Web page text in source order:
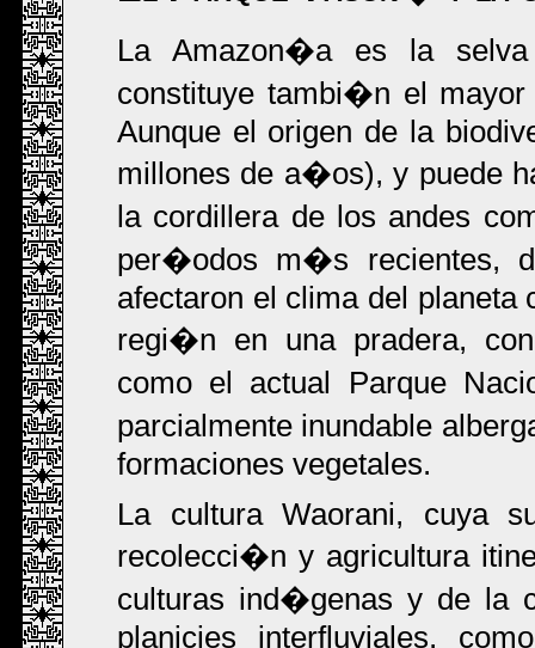
La Amazon�a es la
constituye tambi�n el mayor
Aunque el origen de la
millones de a�os), y puede
la cordillera de los andes
per�odos m�s recientes,
afectaron el clima del planeta
regi�n en una pradera,
como el actual Parque
parcialmente inundable
formaciones vegetales.
La cultura Waorani, cuya
recolecci�n y agricultura
culturas ind�genas y de la
planicies interfluviales,